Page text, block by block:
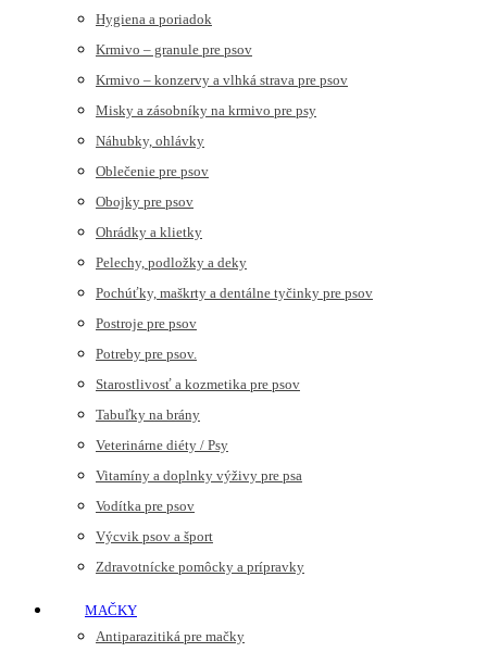
Hygiena a poriadok
Krmivo – granule pre psov
Krmivo – konzervy a vlhká strava pre psov
Misky a zásobníky na krmivo pre psy
Náhubky, ohlávky
Oblečenie pre psov
Obojky pre psov
Ohrádky a klietky
Pelechy, podložky a deky
Pochúťky, maškrty a dentálne tyčinky pre psov
Postroje pre psov
Potreby pre psov.
Starostlivosť a kozmetika pre psov
Tabuľky na brány
Veterinárne diéty / Psy
Vitamíny a doplnky výživy pre psa
Vodítka pre psov
Výcvik psov a šport
Zdravotnícke pomôcky a prípravky
MAČKY
Antiparazitiká pre mačky